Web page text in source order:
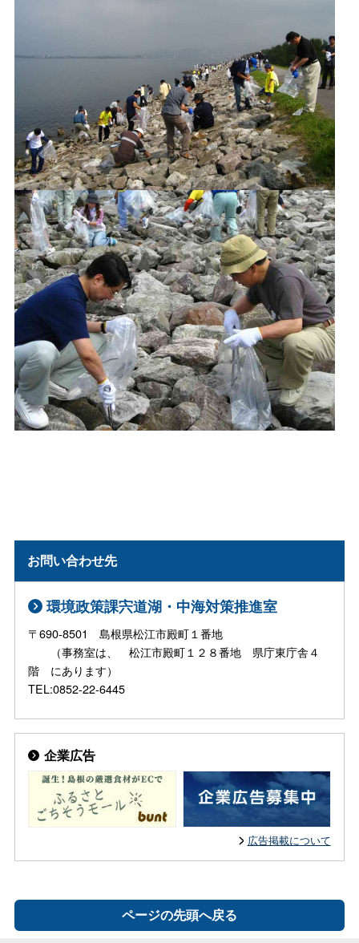
お問い合わせ先
環境政策課宍道湖・中海対策推進室
〒690-8501 島根県松江市殿町１番地
（事務室は、 松江市殿町１２８番地 県庁東庁舎４
階 にあります）
TEL:0852-22-6445
企業広告
広告掲載について
ページの先頭へ戻る